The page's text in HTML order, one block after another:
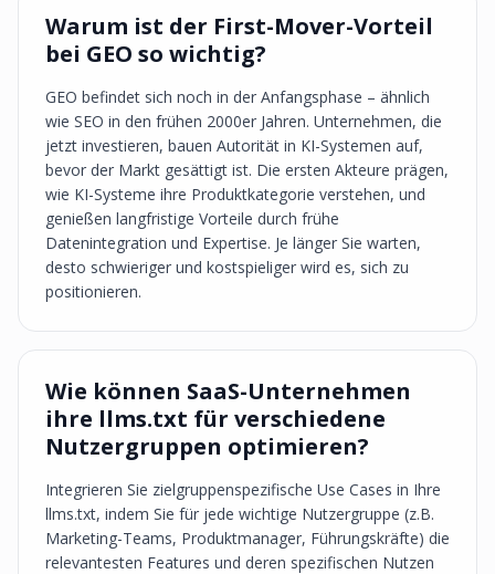
Warum ist der First-Mover-Vorteil
bei GEO so wichtig?
GEO befindet sich noch in der Anfangsphase – ähnlich
wie SEO in den frühen 2000er Jahren. Unternehmen, die
jetzt investieren, bauen Autorität in KI-Systemen auf,
bevor der Markt gesättigt ist. Die ersten Akteure prägen,
wie KI-Systeme ihre Produktkategorie verstehen, und
genießen langfristige Vorteile durch frühe
Datenintegration und Expertise. Je länger Sie warten,
desto schwieriger und kostspieliger wird es, sich zu
positionieren.
Wie können SaaS-Unternehmen
ihre llms.txt für verschiedene
Nutzergruppen optimieren?
Integrieren Sie zielgruppenspezifische Use Cases in Ihre
llms.txt, indem Sie für jede wichtige Nutzergruppe (z.B.
Marketing-Teams, Produktmanager, Führungskräfte) die
relevantesten Features und deren spezifischen Nutzen